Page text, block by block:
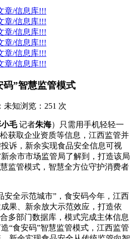
章/信息库!!!
章/信息库!!!
章/信息库!!!
章/信息库!!!
章/信息库!!!
章/信息库!!!
码”智慧监管模式
未知浏览：251 次
毛记者朱海）只需用手机轻轻一
获取企业资质等信息，江西监管并
诉，新余实现食品安全信息可视
余市市场监管局了解到，打造该局
监管模式，智慧全方位守护消费者
安全示范城市”，食安码今年，江西
果、新余放大示范效应，打造依
多部门数据库，模式完成主体信息
“食安码”智慧监管模式，江西监管